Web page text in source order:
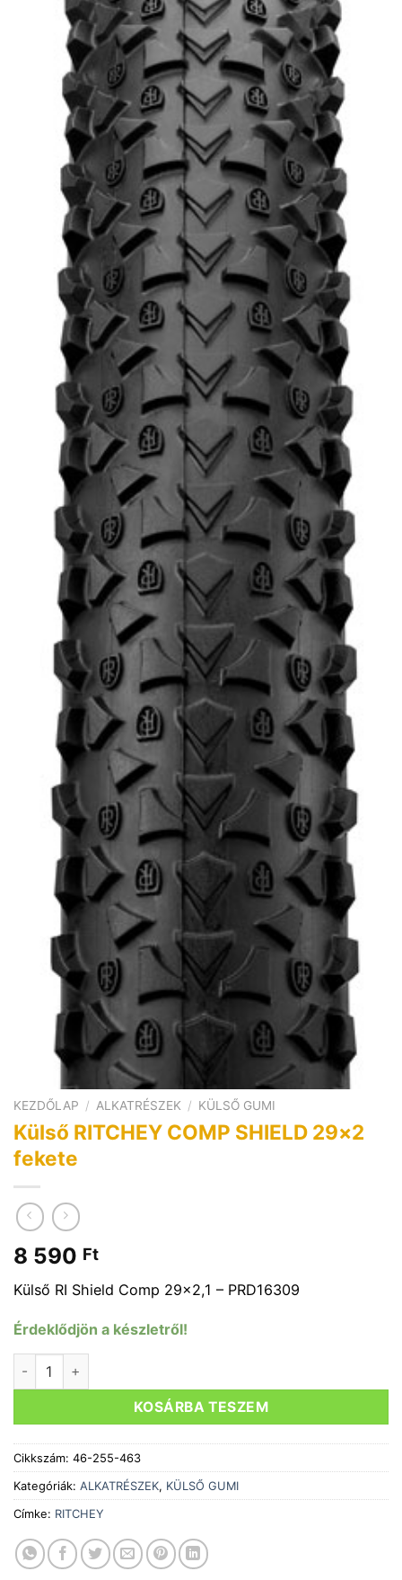
KEZDŐLAP / ALKATRÉSZEK / KÜLSŐ GUMI
Külső RITCHEY COMP SHIELD 29×2
fekete
8 590 Ft
Külső RI Shield Comp 29×2,1 – PRD16309
Érdeklődjön a készletről!
Külső RITCHEY COMP SHIELD 29x2 fekete mennyiség
KOSÁRBA TESZEM
Cikkszám: 46-255-463
Kategóriák: ALKATRÉSZEK, KÜLSŐ GUMI
Címke: RITCHEY